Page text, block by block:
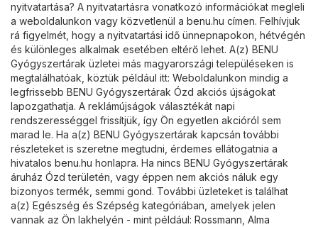
nyitvatartása? A nyitvatartásra vonatkozó információkat megleli
a weboldalunkon vagy közvetlenül a benu.hu címen. Felhívjuk
rá figyelmét, hogy a nyitvatartási idő ünnepnapokon, hétvégén
és különleges alkalmak esetében eltérő lehet. A(z) BENU
Gyógyszertárak üzletei más magyarországi településeken is
megtalálhatóak, köztük például itt: Weboldalunkon mindig a
legfrissebb BENU Gyógyszertárak Ózd akciós újságokat
lapozgathatja. A reklámújságok választékát napi
rendszerességgel frissítjük, így Ön egyetlen akcióról sem
marad le. Ha a(z) BENU Gyógyszertárak kapcsán további
részleteket is szeretne megtudni, érdemes ellátogatnia a
hivatalos benu.hu honlapra. Ha nincs BENU Gyógyszertárak
áruház Ózd területén, vagy éppen nem akciós náluk egy
bizonyos termék, semmi gond. További üzleteket is találhat
a(z) Egészség és Szépség kategóriában, amelyek jelen
vannak az Ön lakhelyén - mint például: Rossmann Alma